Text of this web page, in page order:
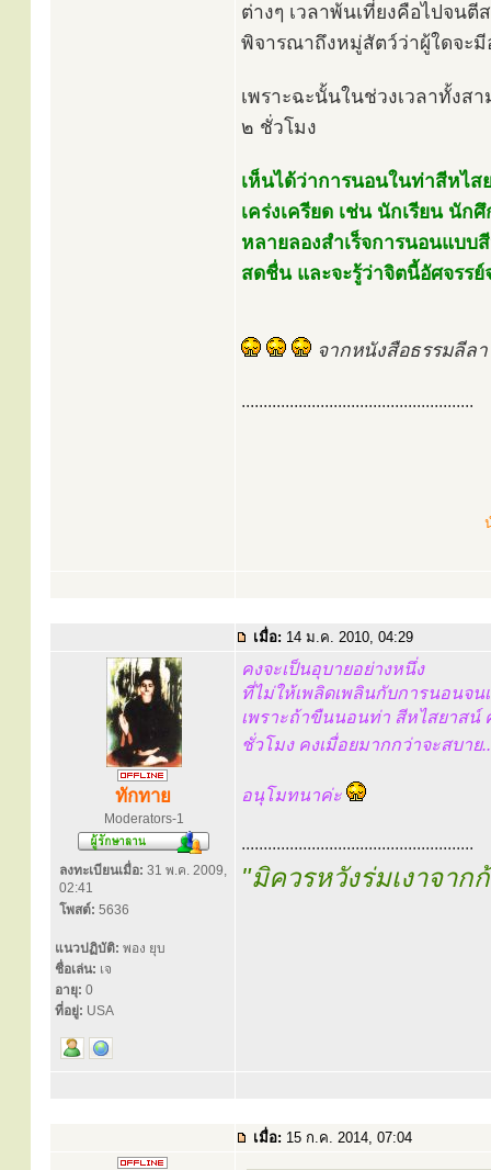
ต่างๆ เวลาพ้นเที่ยงคือไปจนตี
พิจารณาถึงหมู่สัตว์ว่าผู้ใดจะมี
เพราะฉะนั้นในช่วงเวลาทั้งส
๒ ชั่วโมง
เห็นได้ว่าการนอนในท่าสีหไ
เคร่งเครียด เช่น นักเรียน นั
หลายลองสำเร็จการนอนแบ
สดชื่น และจะรู้ว่าจิตนี้อัศจรรย์
จากหนังสือธรรมลี
.....................................................
เมื่อ: 14 ม.ค. 2010, 04:29
ทักทาย
Moderators-1
ลงทะเบียนเมื่อ: 31 พ.ค. 2009,
02:41
โพสต์: 5636
แนวปฏิบัติ: พอง ยุบ
ชื่อเล่น: เจ
อายุ: 0
ที่อยู่: USA
คงจะเป็นอุบายอย่างหนึ่ง
ที่ไม่ให้เพลิดเพลินกับการนอนจน
เพราะถ้าขืนนอนท่า สีหไสยาสน์
ชั่วโมง คงเมื่อยมากกว่าจะสบาย
อนุโมทนาค่ะ
.....................................................
"มิควรหวังร่มเงาจาก
เมื่อ: 15 ก.ค. 2014, 07:04